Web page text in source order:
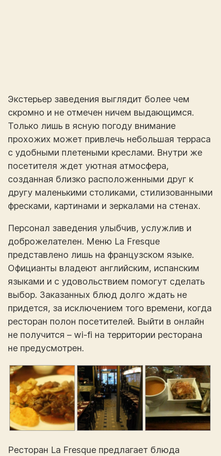
Экстерьер заведения выглядит более чем
скромно и не отмечен ничем выдающимся.
Только лишь в ясную погоду внимание
прохожих может привлечь небольшая терраса
с удобными плетеными креслами. Внутри же
посетителя ждет уютная атмосфера,
созданная близко расположенными друг к
другу маленькими столиками, стилизованными
фресками, картинами и зеркалами на стенах.
Персонал заведения улыбчив, услужлив и
доброжелателен. Меню La Fresque
представлено лишь на французском языке.
Официанты владеют английским, испанским
языками и с удовольствием помогут сделать
выбор. Заказанных блюд долго ждать не
придется, за исключением того времени, когда
ресторан полон посетителей. Выйти в онлайн
не получится – wi-fi на территории ресторана
не предусмотрен.
Ресторан La Fresque предлагает блюда